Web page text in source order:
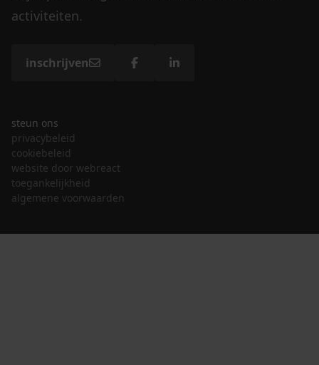
activiteiten.
inschrijven
steun ons
privacybeleid
cookiebeleid
website door webreact
toegankelijkheid
algemene voorwaarden